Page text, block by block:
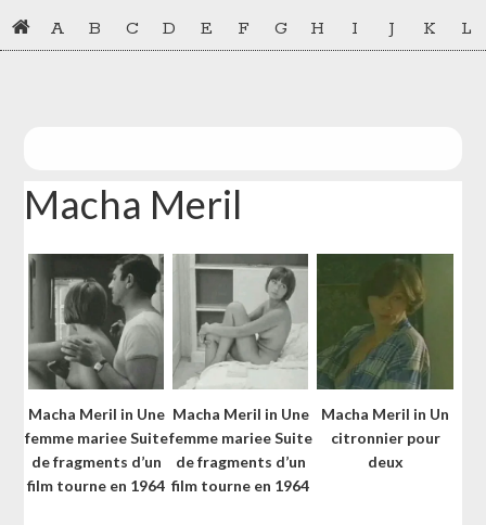
Skip
to
Skip
to
A B C D E F G H I J K L
Macha Meril
Macha Meril in Une
femme mariee Suite
de fragments d’un
film tourne en 1964
Macha Meril in Une
femme mariee Suite
de fragments d’un
film tourne en 1964
Macha Meril in Un
citronnier pour
deux